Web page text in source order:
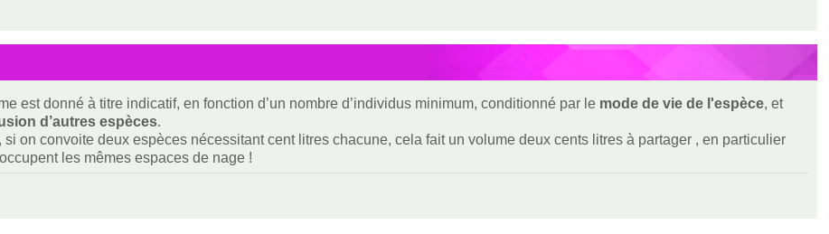
est donné à titre indicatif, en fonction d’un nombre d’individus minimum, conditionné par le mode de vie de l'espèce, et
d’autres espèces.
si on convoite deux espèces nécessitant cent litres chacune, cela fait un volume deux cents litres à partager , en particulier
les mêmes espaces de nage !